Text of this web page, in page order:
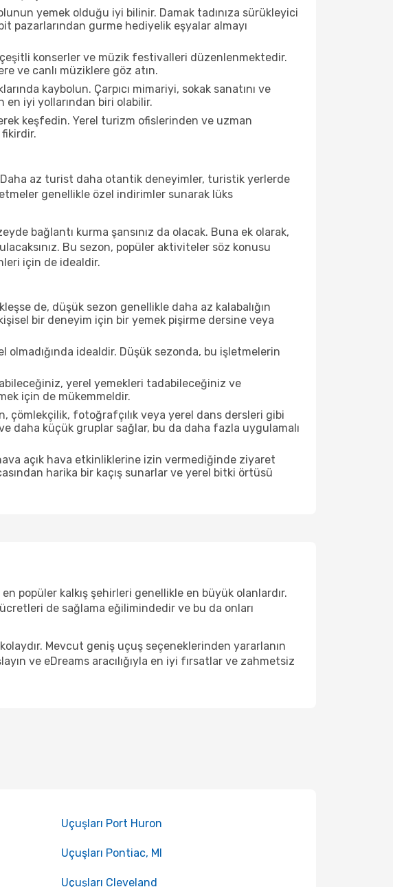
yemek olduğu iyi bilinir. Damak tadınıza sürükleyici
pazarlarından gurme hediyelik eşyalar almayı
konserler ve müzik festivalleri düzenlenmektedir.
ve canlı müziklere göz atın.
kaybolun. Çarpıcı mimariyi, sokak sanatını ve
iyi yollarından biri olabilir.
keşfedin. Yerel turizm ofislerinden ve uzman
az turist daha otantik deneyimler, turistik yerlerde
genellikle özel indirimler sunarak lüks
bağlantı kurma şansınız da olacak. Buna ek olarak,
Bu sezon, popüler aktiviteler söz konusu
için de idealdir.
de, düşük sezon genellikle daha az kalabalığın
bir deneyim için bir yemek pişirme dersine veya
idealdir. Düşük sezonda, bu işletmelerin
yerel yemekleri tadabileceğiniz ve
için de mükemmeldir.
çömlekçilik, fotoğrafçılık veya yerel dans dersleri gibi
daha küçük gruplar sağlar, bu da daha fazla uygulamalı
açık hava etkinliklerine izin vermediğinde ziyaret
harika bir kaçış sunarlar ve yerel bitki örtüsü
popüler kalkış şehirleri genellikle en büyük olanlardır.
de sağlama eğilimindedir ve bu da onları
Mevcut geniş uçuş seçeneklerinden yararlanın
ve eDreams aracılığıyla en iyi fırsatlar ve zahmetsiz
Uçuşları Port Huron
Uçuşları Pontiac, MI
Uçuşları Cleveland